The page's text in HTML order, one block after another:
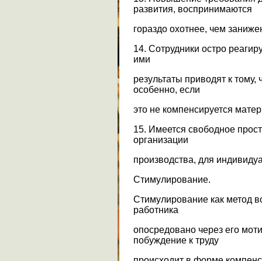
развития, воспринимаются
гораздо охотнее, чем
14. Сотрудники остро
ими
результаты приводят к
особенно, если
это не компенсируется
15. Имеется свободное
организации
производства, для
Стимулирование.
Стимулирование как метод
работника
опосредовано через его
побуждение к труду